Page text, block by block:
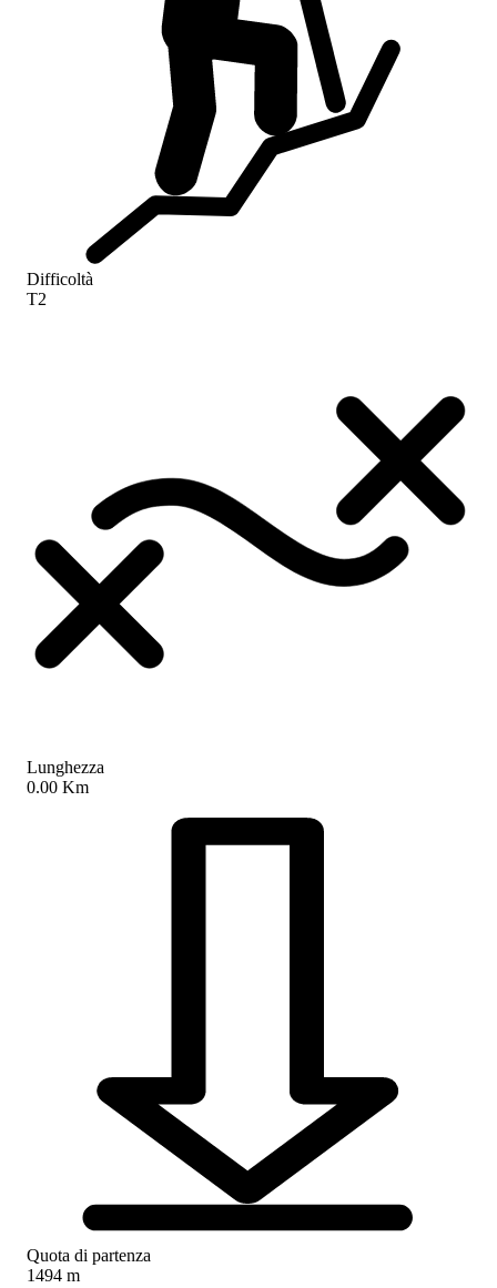
Difficoltà
T2
Lunghezza
0.00 Km
Quota di partenza
1494 m